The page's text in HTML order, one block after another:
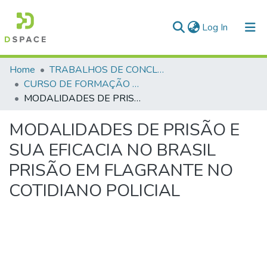
Log In (current)
Communities & Collections
All of DSpace
Home
TRABALHOS DE CONCLUSÃO DE CURSO - CFP (CURSO DE FORMAÇÃO DE PRAÇAS)
CURSO DE FORMAÇÃO DE PRAÇAS - CFP - 2018
MODALIDADES DE PRISÃO E SUA EFICACIA NO BRASIL PRISÃO EM FLAGRANTE NO COTIDIANO POLICIAL
MODALIDADES DE PRISÃO E
SUA EFICACIA NO BRASIL
PRISÃO EM FLAGRANTE NO
COTIDIANO POLICIAL